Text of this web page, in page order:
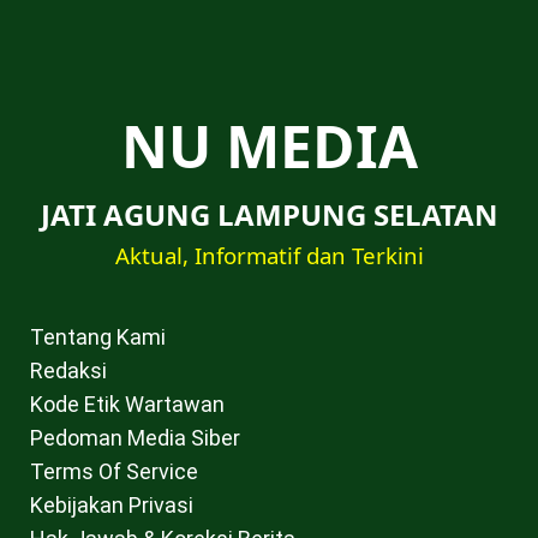
NU MEDIA
JATI AGUNG LAMPUNG SELATAN
Aktual, Informatif dan Terkini
Tentang Kami
Redaksi
Kode Etik Wartawan
Pedoman Media Siber
Terms Of Service
Kebijakan Privasi